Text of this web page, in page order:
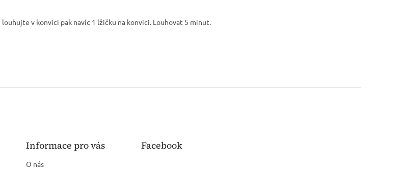
v konvici pak navíc 1 lžičku na konvici. Louhovat 5 minut.
Informace pro vás
O nás
Facebook